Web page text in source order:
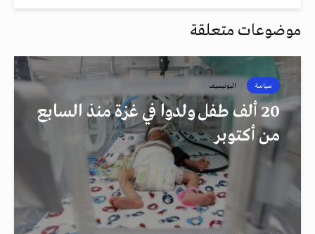
موضوعات متعلقة
سياسة اليونيسيف
20 ألف طفل ولدوا في غزة منذ السابع
من أكتوبر